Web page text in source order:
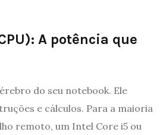
A potência que
do seu notebook. Ele
e cálculos. Para a maioria
remoto, um Intel Core i5 ou